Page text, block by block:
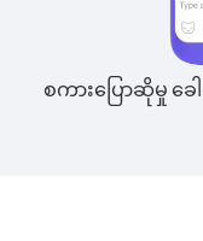
စကားပြောဆိုမှု ခေါ